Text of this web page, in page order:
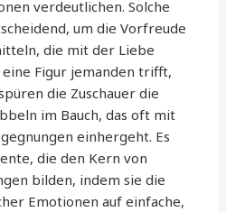
verdeutlichen. Solche
um die Vorfreude
die mit der Liebe
Figur jemanden trifft,
die Zuschauer die
im Bauch, das oft mit
einhergeht. Es
die den Kern von
bilden, indem sie die
Emotionen auf einfache,